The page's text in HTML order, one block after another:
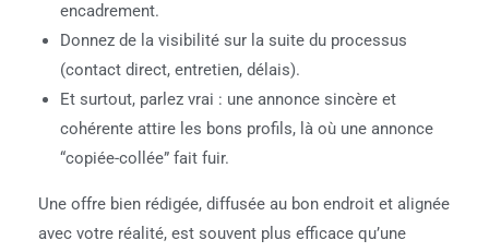
encadrement.
Donnez de la visibilité sur la suite du processus
(contact direct, entretien, délais).
Et surtout, parlez vrai : une annonce sincère et
cohérente attire les bons profils, là où une annonce
“copiée-collée” fait fuir.
Une offre bien rédigée, diffusée au bon endroit et alignée
avec votre réalité, est souvent plus efficace qu’une